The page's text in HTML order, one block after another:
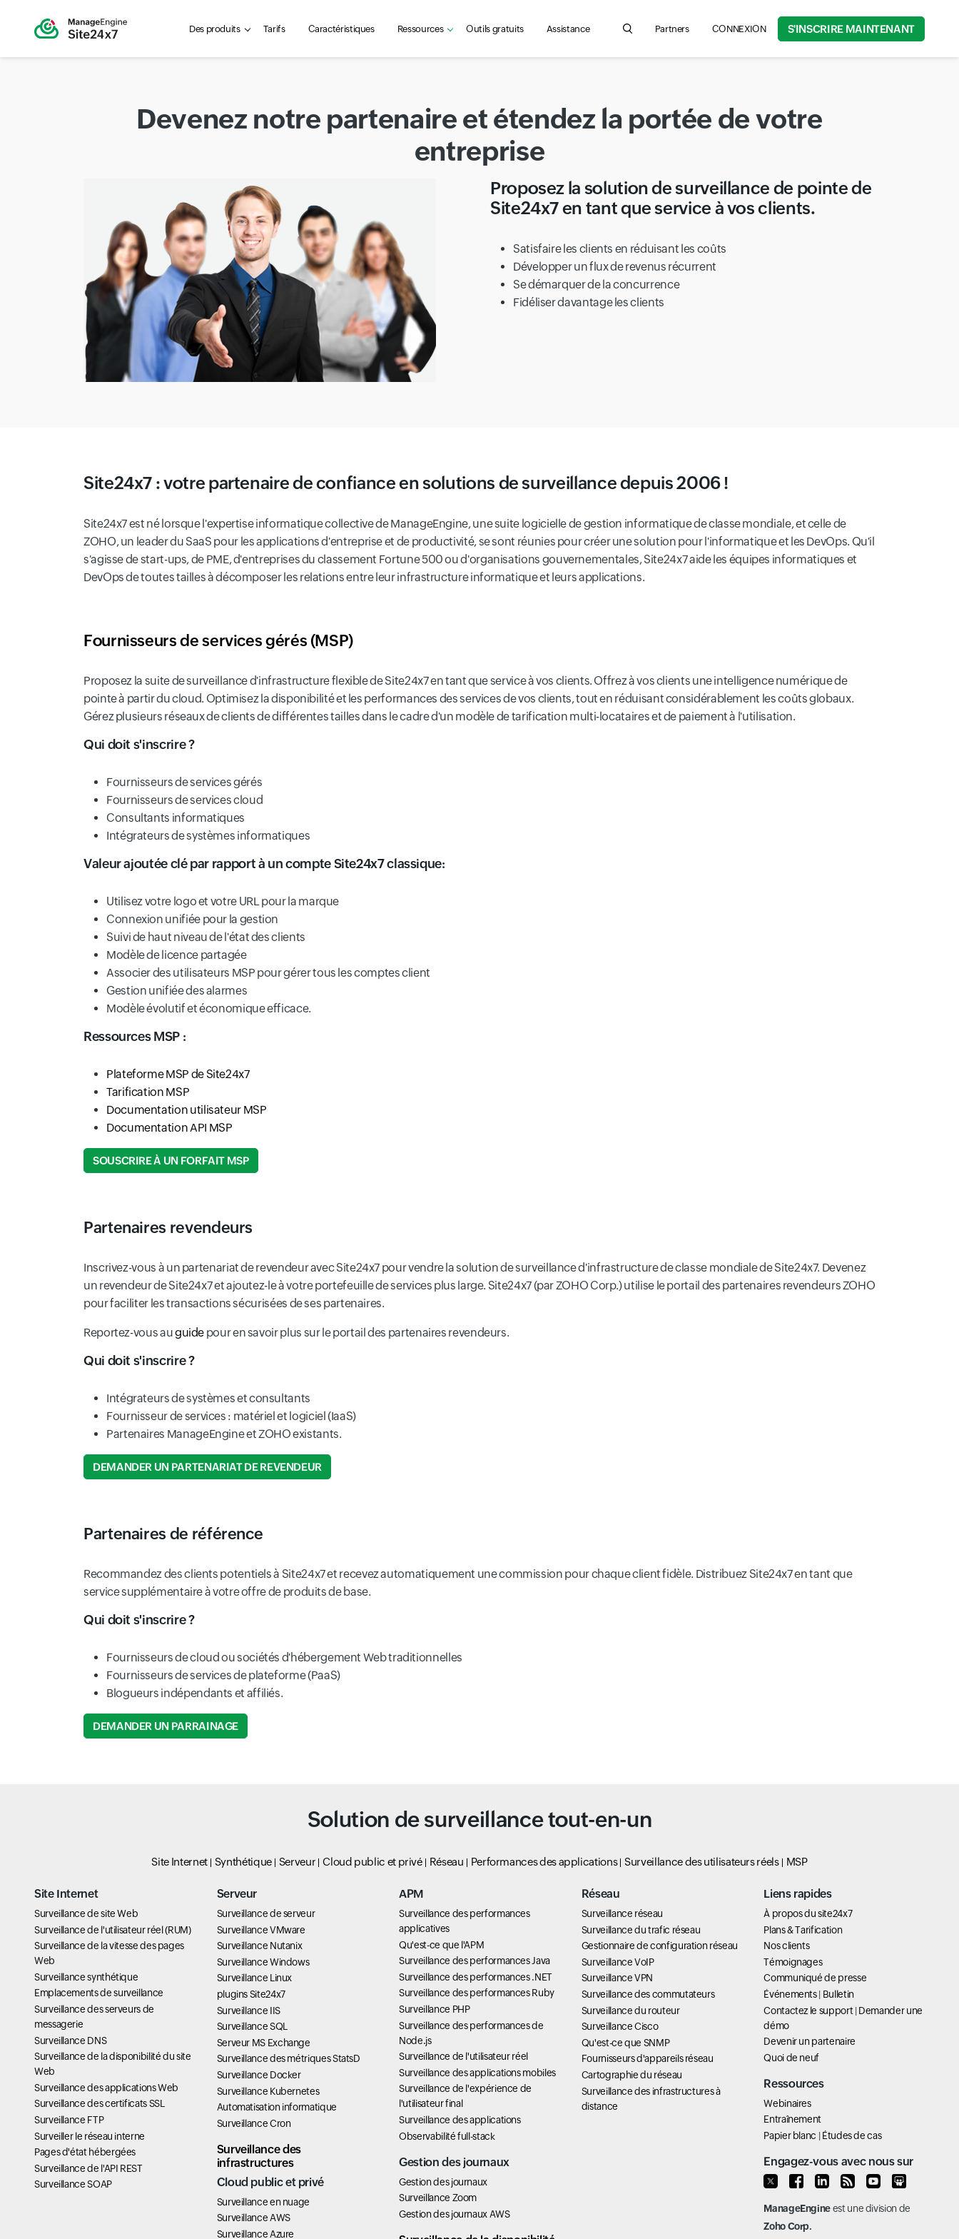
Des produits Tarifs Caractéristiques Ressources Outils gratuits Assistance Search for product information, help articles, and more...
Partners CONNEXION S'INSCRIRE MAINTENANT
Devenez notre partenaire et étendez la portée de votre
entreprise
Proposez la solution de surveillance de pointe de
Site24x7 en tant que service à vos clients.
Satisfaire les clients en réduisant les coûts
Développer un flux de revenus récurrent
Se démarquer de la concurrence
Fidéliser davantage les clients
Site24x7 : votre partenaire de confiance en solutions de surveillance depuis 2006 !
Site24x7 est né lorsque l'expertise informatique collective de ManageEngine, une suite logicielle de gestion informatique de classe mondiale, et celle de
ZOHO, un leader du SaaS pour les applications d'entreprise et de productivité, se sont réunies pour créer une solution pour l'informatique et les DevOps. Qu'il
s'agisse de start-ups, de PME, d'entreprises du classement Fortune 500 ou d'organisations gouvernementales, Site24x7 aide les équipes informatiques et
DevOps de toutes tailles à décomposer les relations entre leur infrastructure informatique et leurs applications.
Fournisseurs de services gérés (MSP)
Proposez la suite de surveillance d'infrastructure flexible de Site24x7 en tant que service à vos clients. Offrez à vos clients une intelligence numérique de
pointe à partir du cloud. Optimisez la disponibilité et les performances des services de vos clients, tout en réduisant considérablement les coûts globaux.
Gérez plusieurs réseaux de clients de différentes tailles dans le cadre d'un modèle de tarification multi-locataires et de paiement à l'utilisation.
Qui doit s'inscrire ?
Fournisseurs de services gérés
Fournisseurs de services cloud
Consultants informatiques
Intégrateurs de systèmes informatiques
Valeur ajoutée clé par rapport à un compte Site24x7 classique:
Utilisez votre logo et votre URL pour la marque
Connexion unifiée pour la gestion
Suivi de haut niveau de l'état des clients
Modèle de licence partagée
Associer des utilisateurs MSP pour gérer tous les comptes client
Gestion unifiée des alarmes
Modèle évolutif et économique efficace.
Ressources MSP :
Plateforme MSP de Site24x7
Tarification MSP
Documentation utilisateur MSP
Documentation API MSP
SOUSCRIRE À UN FORFAIT MSP
Partenaires revendeurs
Inscrivez-vous à un partenariat de revendeur avec Site24x7 pour vendre la solution de surveillance d'infrastructure de classe mondiale de Site24x7. Devenez
un revendeur de Site24x7 et ajoutez-le à votre portefeuille de services plus large. Site24x7 (par ZOHO Corp.) utilise le portail des partenaires revendeurs ZOHO
pour faciliter les transactions sécurisées de ses partenaires.
Reportez-vous auguide pour en savoir plus sur le portail des partenaires revendeurs.
Qui doit s'inscrire ?
Intégrateurs de systèmes et consultants
Fournisseur de services : matériel et logiciel (IaaS)
Partenaires ManageEngine et ZOHO existants.
DEMANDER UN PARTENARIAT DE REVENDEUR
Partenaires de référence
Recommandez des clients potentiels à Site24x7 et recevez automatiquement une commission pour chaque client fidèle. Distribuez Site24x7 en tant que
service supplémentaire à votre offre de produits de base.
Qui doit s'inscrire ?
Fournisseurs de cloud ou sociétés d'hébergement Web traditionnelles
Fournisseurs de services de plateforme (PaaS)
Blogueurs indépendants et affiliés.
DEMANDER UN PARRAINAGE
Solution de surveillance tout-en-un
Site Internet Synthétique Serveur Cloud public et privé Réseau Performances des applications Surveillance des utilisateurs réels MSP
Site Internet
Surveillance de site Web
Surveillance de l'utilisateur réel (RUM)
Surveillance de la vitesse des pages
Web
Surveillance synthétique
Emplacements de surveillance
Surveillance des serveurs de
messagerie
Surveillance DNS
Surveillance de la disponibilité du site
Web
Surveillance des applications Web
Surveillance des certificats SSL
Surveillance FTP
Surveiller le réseau interne
Pages d'état hébergées
Surveillance de l'API REST
Surveillance SOAP
Serveur
Surveillance de serveur
Surveillance VMware
Surveillance Nutanix
Surveillance Windows
Surveillance Linux
plugins Site24x7
Surveillance IIS
Surveillance SQL
Serveur MS Exchange
Surveillance des métriques StatsD
Surveillance Docker
Surveillance Kubernetes
Automatisation informatique
Surveillance Cron
Surveillance des
infrastructures
Cloud public et privé
Surveillance en nuage
Surveillance AWS
Surveillance Azure
APM
Surveillance des performances
applicatives
Qu'est-ce que l'APM
Surveillance des performances Java
Surveillance des performances .NET
Surveillance des performances Ruby
Surveillance PHP
Surveillance des performances de
Node.js
Surveillance de l'utilisateur réel
Surveillance des applications mobiles
Surveillance de l'expérience de
l'utilisateur final
Surveillance des applications
Observabilité full-stack
Gestion des journaux
Gestion des journaux
Surveillance Zoom
Gestion des journaux AWS
Réseau
Surveillance réseau
Surveillance du trafic réseau
Gestionnaire de configuration réseau
Surveillance VoIP
Surveillance VPN
Surveillance des commutateurs
Surveillance du routeur
Surveillance Cisco
Qu'est-ce que SNMP
Fournisseurs d'appareils réseau
Cartographie du réseau
Surveillance des infrastructures à
distance
Liens rapides
À propos du site24x7
Plans & Tarification
Nos clients
Témoignages
Communiqué de presse
Événements| Bulletin
Contactez le support|Demander une
démo
Devenir un partenaire
Quoi de neuf
Ressources
Webinaires
Entraînement
Papier blanc |Études de cas
Engagez-vous avec nous sur
ManageEngineest une division de
Zoho Corp.